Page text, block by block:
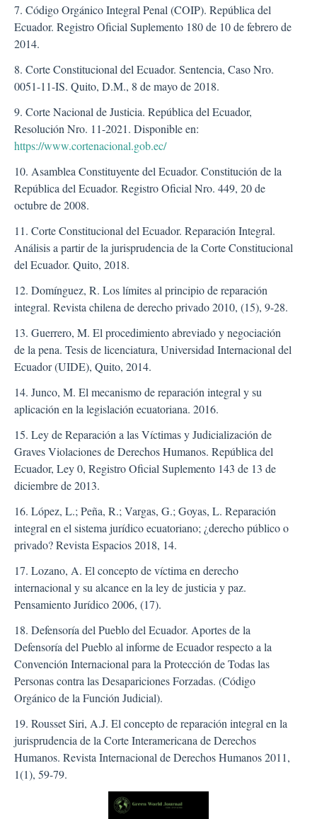
7. Código Orgánico Integral Penal (COIP). República del
Ecuador. Registro Oficial Suplemento 180 de 10 de febrero de
2014.
8. Corte Constitucional del Ecuador. Sentencia, Caso Nro.
0051-11-IS. Quito, D.M., 8 de mayo de 2018.
9. Corte Nacional de Justicia. República del Ecuador,
Resolución Nro. 11-2021. Disponible en:
https://www.cortenacional.gob.ec/
10. Asamblea Constituyente del Ecuador. Constitución de la
República del Ecuador. Registro Oficial Nro. 449, 20 de
octubre de 2008.
11. Corte Constitucional del Ecuador. Reparación Integral.
Análisis a partir de la jurisprudencia de la Corte Constitucional
del Ecuador. Quito, 2018.
12. Domínguez, R. Los límites al principio de reparación
integral. Revista chilena de derecho privado 2010, (15), 9-28.
13. Guerrero, M. El procedimiento abreviado y negociación
de la pena. Tesis de licenciatura, Universidad Internacional del
Ecuador (UIDE), Quito, 2014.
14. Junco, M. El mecanismo de reparación integral y su
aplicación en la legislación ecuatoriana. 2016.
15. Ley de Reparación a las Víctimas y Judicialización de
Graves Violaciones de Derechos Humanos. República del
Ecuador, Ley 0, Registro Oficial Suplemento 143 de 13 de
diciembre de 2013.
16. López, L.; Peña, R.; Vargas, G.; Goyas, L. Reparación
integral en el sistema jurídico ecuatoriano; ¿derecho público o
privado? Revista Espacios 2018, 14.
17. Lozano, A. El concepto de víctima en derecho
internacional y su alcance en la ley de justicia y paz.
Pensamiento Jurídico 2006, (17).
18. Defensoría del Pueblo del Ecuador. Aportes de la
Defensoría del Pueblo al informe de Ecuador respecto a la
Convención Internacional para la Protección de Todas las
Personas contra las Desapariciones Forzadas. (Código
Orgánico de la Función Judicial).
19. Rousset Siri, A.J. El concepto de reparación integral en la
jurisprudencia de la Corte Interamericana de Derechos
Humanos. Revista Internacional de Derechos Humanos 2011,
1(1), 59-79.